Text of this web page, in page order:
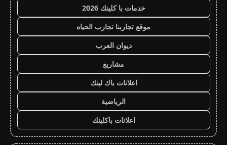
خدمات با كلينك 2026
موقع تجاربنا تجارب الحياه
ديوان العرب
مشاريع
اعلانات باك لينك
الرياضية
اعلانات باكلينك